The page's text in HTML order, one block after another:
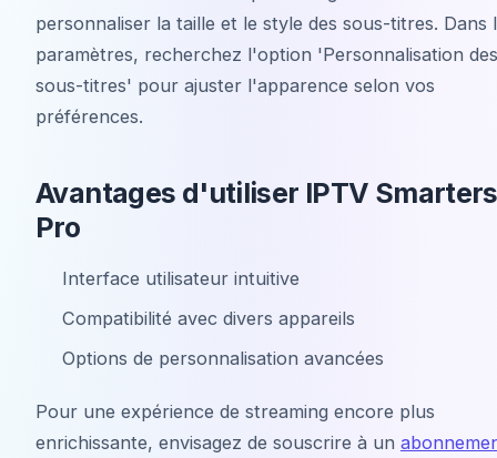
personnaliser la taille et le style des sous-titres. Dans
paramètres, recherchez l'option 'Personnalisation des
sous-titres' pour ajuster l'apparence selon vos
préférences.
Avantages d'utiliser IPTV Smarters
Pro
Interface utilisateur intuitive
Compatibilité avec divers appareils
Options de personnalisation avancées
Pour une expérience de streaming encore plus
enrichissante, envisagez de souscrire à un